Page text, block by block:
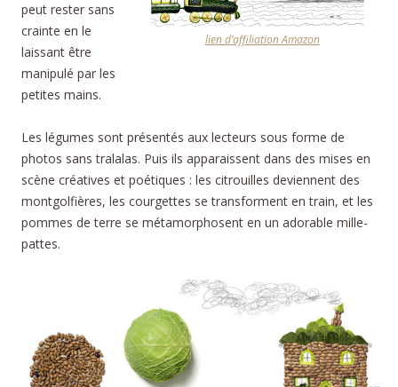
lien d’affiliation Amazon
peut rester sans
crainte en le
laissant être
manipulé par les
petites mains.
Les légumes sont présentés aux lecteurs sous forme de
photos sans tralalas. Puis ils apparaissent dans des mises en
scène créatives et poétiques : les citrouilles deviennent des
montgolfières, les courgettes se transforment en train, et les
pommes de terre se métamorphosent en un adorable mille-
pattes.